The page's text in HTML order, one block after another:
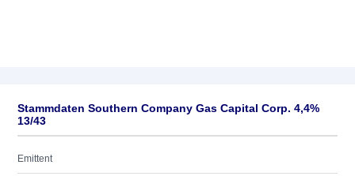
Stammdaten Southern Company Gas Capital Corp. 4,4%
13/43
Emittent